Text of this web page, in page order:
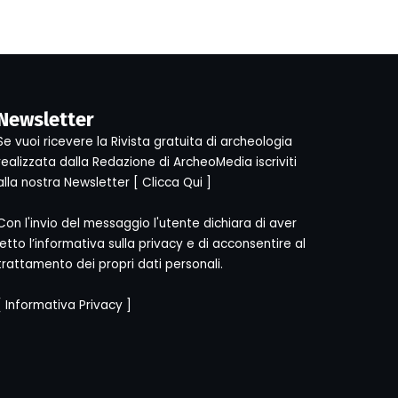
vuoi ricevere la Rivista gratuita di archeologia
dalla Redazione di ArcheoMedia iscriviti
nostra Newsletter [ Clicca Qui ]
l'invio del messaggio l'utente dichiara di aver
l’informativa sulla privacy e di acconsentire al
dei propri dati personali.
Informativa Privacy]